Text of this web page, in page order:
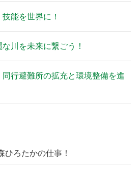
能を世界に！
川を未来に繋ごう！
行避難所の拡充と環境整備を進
ひろたかの仕事！